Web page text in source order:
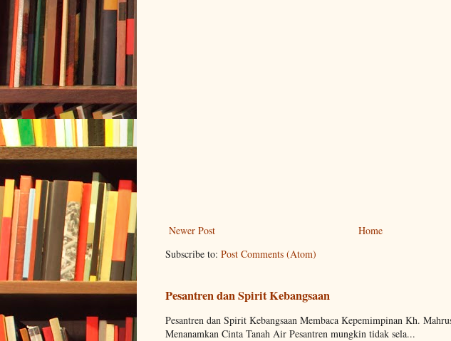
Newer Post
Home
Subscribe to: Post Comments (Atom)
Pesantren dan Spirit Kebangsaan
Pesantren dan Spirit Kebangsaan Membaca Kepemimpinan Kh.
Menanamkan Cinta Tanah Air Pesantren mungkin tidak sela...